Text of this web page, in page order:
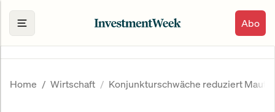
Abo
Home Wirtschaft Konjunkturschwäche reduziert